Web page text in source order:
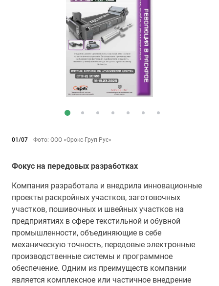
01/07 Фото: ООО «Орокс-Груп Рус»
Фокус на передовых разработках
Компания разработала и внедрила инновационные
проекты раскройных участков, заготовочных
участков, пошивочных и швейных участков на
предприятиях в сфере текстильной и обувной
промышленности, объединяющие в себе
механическую точность, передовые электронные
производственные системы и программное
обеспечение. Одним из преимуществ компании
является комплексное или частичное внедрение